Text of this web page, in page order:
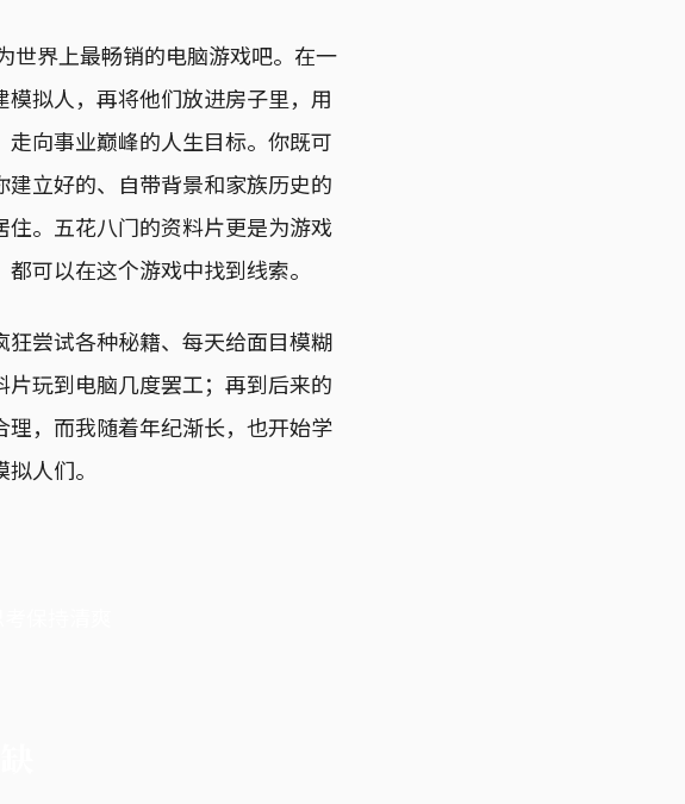
世界上最畅销的电脑游戏吧。在一
拟人，再将他们放进房子里，用
向事业巅峰的人生目标。你既可
立好的、自带背景和家族历史的
。五花八门的资料片更是为游戏
可以在这个游戏中找到线索。
尝试各种秘籍、每天给面目模糊
玩到电脑几度罢工；再到后来的
，而我随着年纪渐长，也开始学
人们。